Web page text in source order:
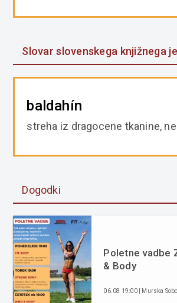
Slovar slovenskega knjižnega
baldahín
streha iz dragocene tkanine,
Dogodki
Poletne vadbe
& Body
06.08 19:00 | Murska